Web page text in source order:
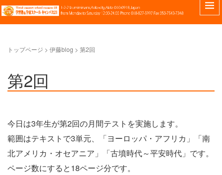
トップページ > 伊藤blog > 第2回
第2回
今日は3年生が第2回の月間テストを実施します。
範囲はテキストで3単元、「ヨーロッパ・アフリカ」「南
北アメリカ・オセアニア」「古墳時代～平安時代」です。
ページ数にすると18ページ分です。